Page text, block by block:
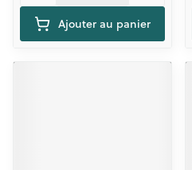
Ajouter au panier